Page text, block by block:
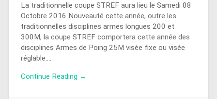
La traditionnelle coupe STREF aura lieu le Samedi 08
Octobre 2016 Nouveauté cette année, outre les
traditionnelles disciplines armes longues 200 et
300M, la coupe STREF comportera cette année des
disciplines Armes de Poing 25M visée fixe ou visée
réglable….
Continue Reading →